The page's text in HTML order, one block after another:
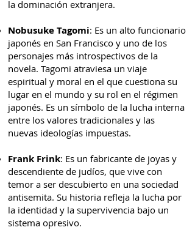
la dominación extranjera.
Nobusuke Tagomi: Es un alto funcionario
japonés en San Francisco y uno de los
personajes más introspectivos de la
novela. Tagomi atraviesa un viaje
espiritual y moral en el que cuestiona su
lugar en el mundo y su rol en el régimen
japonés. Es un símbolo de la lucha interna
entre los valores tradicionales y las
nuevas ideologías impuestas.
Frank Frink: Es un fabricante de joyas y
descendiente de judíos, que vive con
temor a ser descubierto en una sociedad
antisemita. Su historia refleja la lucha por
la identidad y la supervivencia bajo un
sistema opresivo.